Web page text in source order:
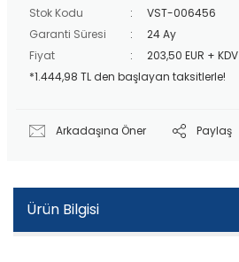
Stok Kodu
VST-006456
Garanti Süresi
24 Ay
Fiyat
203,50 EUR + KDV
*1.444,98 TL den başlayan taksitlerle!
Arkadaşına Öner Paylaş
Ürün Bilgisi